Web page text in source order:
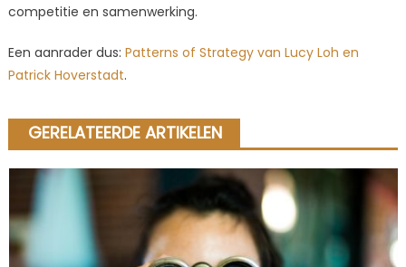
competitie en samenwerking.
Een aanrader dus: Patterns of Strategy van Lucy Loh en
Patrick Hoverstadt.
GERELATEERDE ARTIKELEN